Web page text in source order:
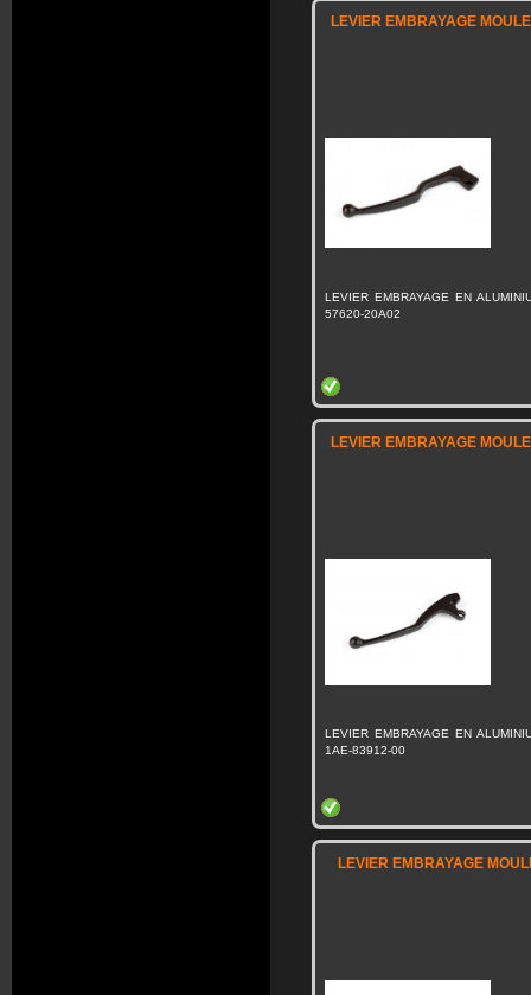
LEVIER EMBRAYAGE
LEVIER EMBRAYAGE EN
57620-20A02
LEVIER EMBRAYAGE
LEVIER EMBRAYAGE EN
1AE-83912-00
LEVIER EMBRAYAGE